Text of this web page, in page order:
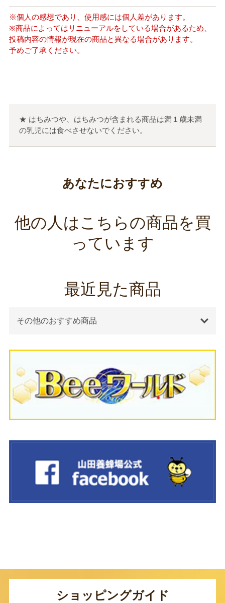
※個人の感想であり、使用感には個人差があります。
※商品によってはリニューアルをしている場合があるため、
投稿内容の情報が現在の商品と異なる場合があります。
予めご了承ください。
★ はちみつや、はちみつが含まれる商品は満１歳未満
の乳児には食べさせないでください。
あなたにおすすめ
他の人はこちらの商品を買
っています
最近見た商品
その他のおすすめ商品
ショッピングガイド